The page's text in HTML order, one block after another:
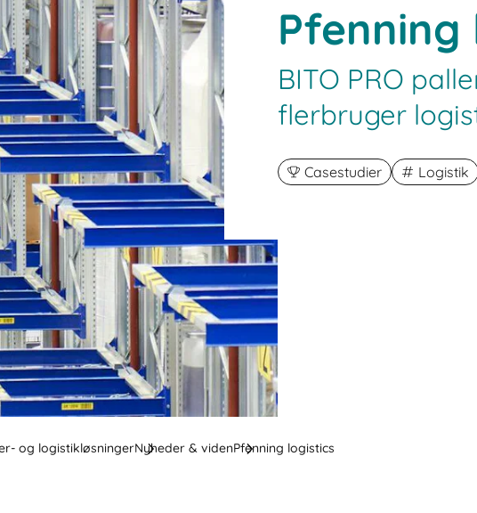
Pfenning
BITO PRO
flerbruger
Casestudier Logistik
og logistikløsningerNyheder & videnPfenning logistics